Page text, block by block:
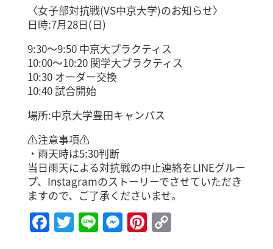
〈女子部対抗戦(VS中京大学)のお知らせ〉
日時:7月28日(日)
9:30〜9:50 中京大プラクティス
10:00～10:20 関学大プラクティス
10:30 オーダー交換
10:40 試合開始
場所:中京大学豊田キャンパス
⚠️注意事項⚠️
・雨天時は5:30判断
当日雨天による対抗戦の中止連絡をLINEグルー
プ、Instagramのストーリーでさせていただき
ますので、ご了承くださいませ。
Facebook
Twitter
LineMessenger
Pinterest
Copy